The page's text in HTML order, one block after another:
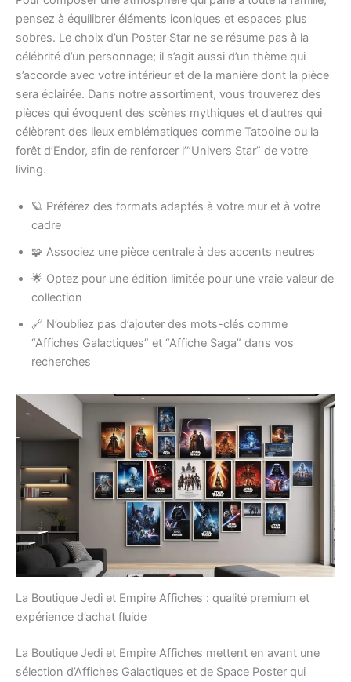
pensez à équilibrer éléments iconiques et espaces plus
sobres. Le choix d’un Poster Star ne se résume pas à la
célébrité d’un personnage; il s’agit aussi d’un thème qui
s’accorde avec votre intérieur et de la manière dont la pièce
sera éclairée. Dans notre assortiment, vous trouverez des
pièces qui évoquent des scènes mythiques et d’autres qui
célèbrent des lieux emblématiques comme Tatooine ou la
forêt d’Endor, afin de renforcer l’“Univers Star” de votre
living.
🪐 Préférez des formats adaptés à votre mur et à votre
cadre
🧩 Associez une pièce centrale à des accents neutres
🌟 Optez pour une édition limitée pour une vraie valeur de
collection
🔗 N’oubliez pas d’ajouter des mots-clés comme
“Affiches Galactiques” et “Affiche Saga” dans vos
recherches
La Boutique Jedi et Empire Affiches : qualité premium et
expérience d’achat fluide
La Boutique Jedi et Empire Affiches mettent en avant une
sélection d’Affiches Galactiques et de Space Poster qui